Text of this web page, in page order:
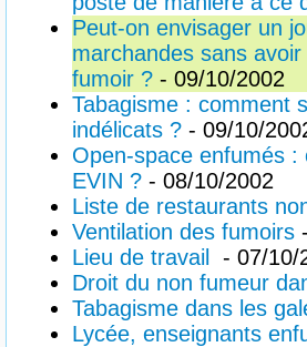
Peut-on envisager un
marchandes sans avoir
fumoir ? - 09/10/2002
Tabagisme : comment
indélicats ? - 09/10/
Open-space enfumés
EVIN ? - 08/10/2002
Liste de restaurants
Ventilation des fumoirs
Lieu de travail
- 07/10/
Droit du non fumeur
Tabagisme dans les
Lycée, enseignants